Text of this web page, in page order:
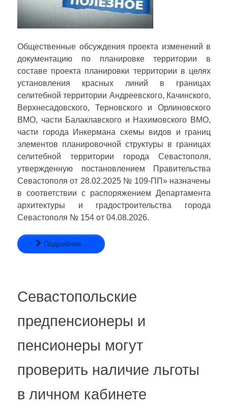
Общественные обсуждения проекта изменений в
документацию по планировке территории в
составе проекта планировки территории в целях
установления красных линий в границах
селитебной территории Андреевского, Качинского,
Верхнесадовского, Терновского и Орлиновского
ВМО, части Балаклавского и Нахимовского ВМО,
части города Инкермана схемы видов и границ
элементов планировочной структуры в границах
селитебной территории города Севастополя,
утвержденную постановлением Правительства
Севастополя от 28.02.2025 № 109-ПП» назначены
в соответствии с распоряжением Департамента
архитектуры и градостроительства города
Севастополя № 154 от 04.08.2026.
Подробнее...
Севастопольские
предпенсионеры и
пенсионеры могут
проверить наличие льготы
в личном кабинете